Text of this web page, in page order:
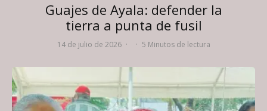
Guajes de Ayala: defender la
tierra a punta de fusil
14 de julio de 2026 · · 5 Minutos de lectura